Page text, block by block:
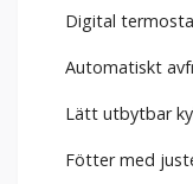
Digital
Automatiskt
Lätt utbytbar
Fötter med